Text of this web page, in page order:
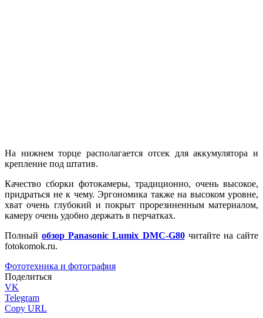
На нижнем торце располагается отсек для аккумулятора и
крепление под штатив.
Качество сборки фотокамеры, традиционно, очень высокое,
придраться не к чему. Эргономика также на высоком уровне,
хват очень глубокий и покрыт прорезиненным материалом,
камеру очень удобно держать в перчатках.
Полныйобзор Panasonic Lumix DMC-G80читайте на сайте
fotokomok.ru.
Фототехника и фотография
Поделиться
VK
Telegram
Copy URL